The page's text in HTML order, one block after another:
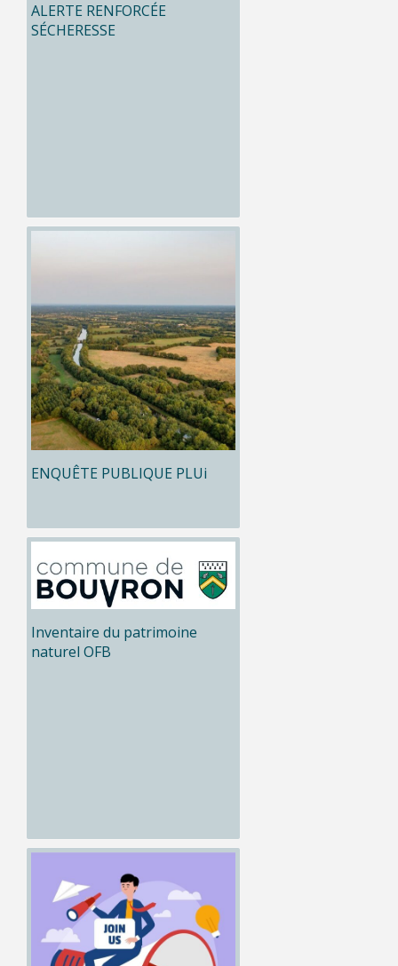
ALERTE RENFORCÉE
SÉCHERESSE
ENQUÊTE PUBLIQUE PLUi
Inventaire du patrimoine
naturel OFB